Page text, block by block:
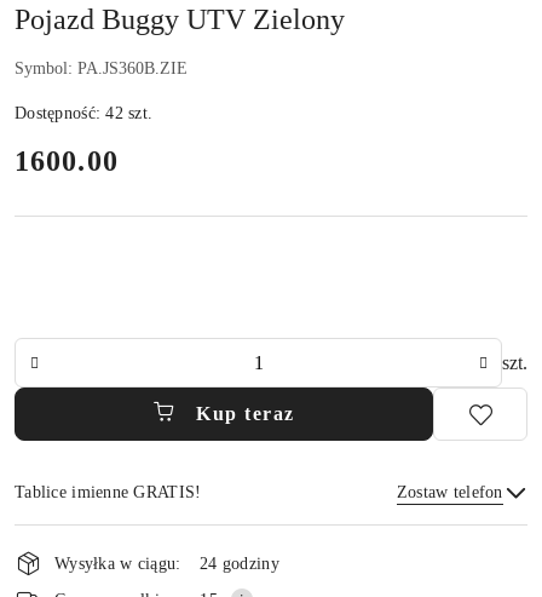
Pojazd Buggy UTV Zielony
Symbol: PA.JS360B.ZIE
Dostępność:42szt.
cena:
1600.00
szt.
Kup teraz
Tablice imienne GRATIS! Zostaw telefon
i
Wysyłka w ciągu:
24 godziny